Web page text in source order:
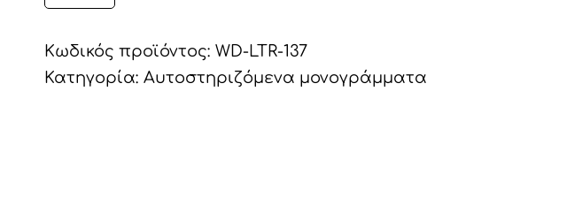
ΞΥΛΙΝΟ
ΣΕ
ΧΡΥΣΟ
Κωδικός προϊόντος:WD-LTR-137
Κατηγορία:Αυτοστηριζόμενα μονογράμματα